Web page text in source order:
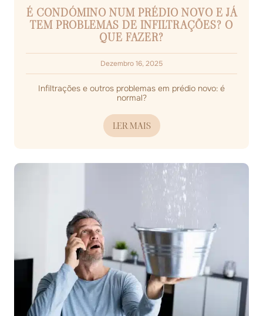
É CONDÓMINO NUM PRÉDIO NOVO E JÁ
TEM PROBLEMAS DE INFILTRAÇÕES? O
QUE FAZER?
Dezembro 16, 2025
Infiltrações e outros problemas em prédio novo: é
normal?
LER MAIS